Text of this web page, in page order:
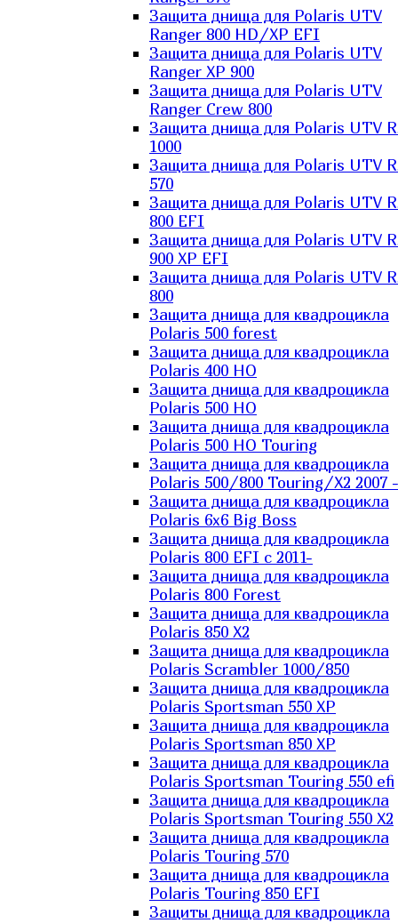
Защита днища для Polaris UTV
Ranger 800 HD/XP EFI
Защита днища для Polaris UTV
Ranger XP 900
Защита днища для Polaris UTV
Ranger Сrew 800
Защита днища для Polaris UTV
1000
Защита днища для Polaris UTV
570
Защита днища для Polaris UTV
800 EFI
Защита днища для Polaris UTV
900 XP EFI
Защита днища для Polaris UTV
800
Защита днища для квадроцикла
Polaris 500 forest
Защита днища для квадроцикла
Polaris 400 HO
Защита днища для квадроцикла
Polaris 500 HO
Защита днища для квадроцикла
Polaris 500 HO Touring
Защита днища для квадроцикла
Polaris 500/800 Touring/X2 2007 -
Защита днища для квадроцикла
Polaris 6х6 Big Boss
Защита днища для квадроцикла
Polaris 800 EFI с 2011-
Защита днища для квадроцикла
Polaris 800 Forest
Защита днища для квадроцикла
Polaris 850 X2
Защита днища для квадроцикла
Polaris Scrambler 1000/850
Защита днища для квадроцикла
Polaris Sportsman 550 XP
Защита днища для квадроцикла
Polaris Sportsman 850 XP
Защита днища для квадроцикла
Polaris Sportsman Touring 550 efi
Защита днища для квадроцикла
Polaris Sportsman Touring 550 X2
Защита днища для квадроцикла
Polaris Touring 570
Защита днища для квадроцикла
Polaris Touring 850 EFI
Защиты днища для квадроцикла